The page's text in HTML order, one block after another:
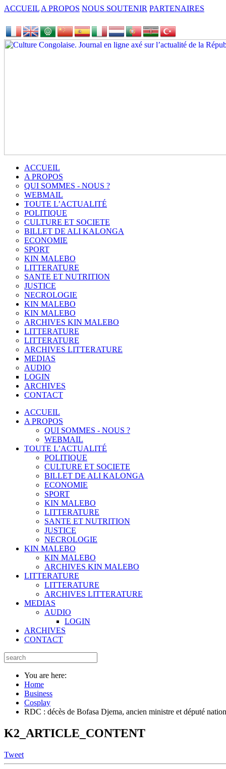
ACCUEIL A PROPOS NOUS SOUTENIR PARTENAIRES
ACCUEIL
A PROPOS
QUI SOMMES - NOUS ?
WEBMAIL
TOUTE L’ACTUALITÉ
POLITIQUE
CULTURE ET SOCIETE
BILLET DE ALI KALONGA
ECONOMIE
SPORT
KIN MALEBO
LITTERATURE
SANTE ET NUTRITION
JUSTICE
NECROLOGIE
KIN MALEBO
KIN MALEBO
ARCHIVES KIN MALEBO
LITTERATURE
LITTERATURE
ARCHIVES LITTERATURE
MEDIAS
AUDIO
LOGIN
ARCHIVES
CONTACT
ACCUEIL
A PROPOS
QUI SOMMES - NOUS ?
WEBMAIL
TOUTE L’ACTUALITÉ
POLITIQUE
CULTURE ET SOCIETE
BILLET DE ALI KALONGA
ECONOMIE
SPORT
KIN MALEBO
LITTERATURE
SANTE ET NUTRITION
JUSTICE
NECROLOGIE
KIN MALEBO
KIN MALEBO
ARCHIVES KIN MALEBO
LITTERATURE
LITTERATURE
ARCHIVES LITTERATURE
MEDIAS
AUDIO
LOGIN
ARCHIVES
CONTACT
You are here:
Home
Business
Cosplay
RDC : décès de Bofasa Djema, ancien ministre et député
K2_ARTICLE_CONTENT
Tweet